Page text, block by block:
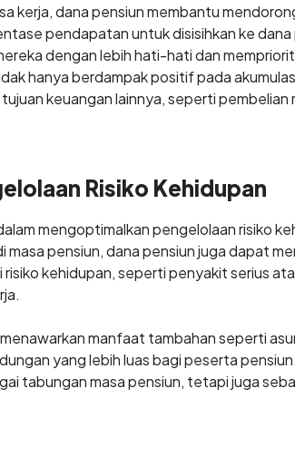
kerja, dana pensiun membantu
pendapatan untuk disisihkan ke
dengan lebih hati-hati dan
hanya berdampak positif pada
keuangan lainnya, seperti pembelian
Risiko Kehidupan
mengoptimalkan pengelolaan risiko
pensiun, dana pensiun juga dapat
kehidupan, seperti penyakit serius
manfaat tambahan seperti
yang lebih luas bagi peserta
tabungan masa pensiun, tetapi juga